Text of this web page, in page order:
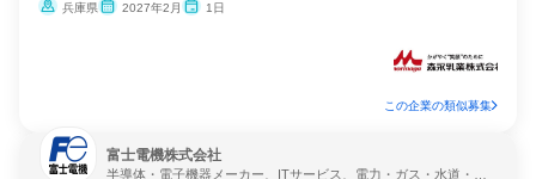
兵庫県
2027年2月 1日
この企業の類似募集
富士電機株式会社
半導体・電子機器メーカー、ITサービス、電力・ガス・水道・エ